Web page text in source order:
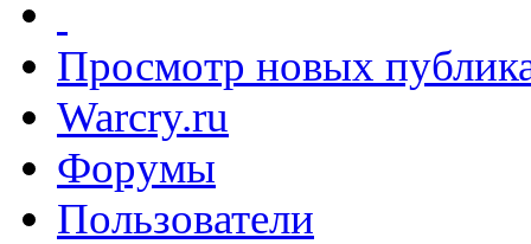
Просмотр новых
Warcry.ru
Форумы
Пользователи